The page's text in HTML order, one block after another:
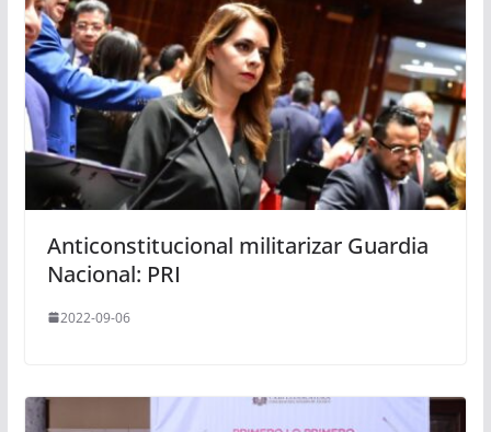
Anticonstitucional militarizar Guardia
Nacional: PRI
2022-09-06